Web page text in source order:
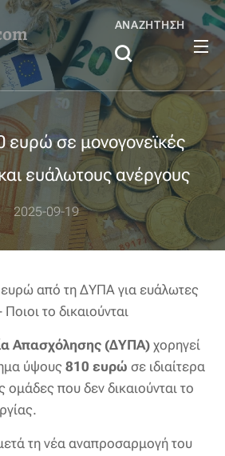
ΑΝΑΖΉΤΗΣΗ
ευρώ σε μονογονεϊκές
ευάλωτους ανέργους
2025-09-19
από τη ΔΥΠΑ για ευάλωτες
το δικαιούνται
Απασχόλησης (ΔΥΠΑ) χορηγεί
ύψους 810 ευρώ σε ιδιαίτερα
ομάδες που δεν δικαιούνται το
τη νέα αναπροσαρμογή του